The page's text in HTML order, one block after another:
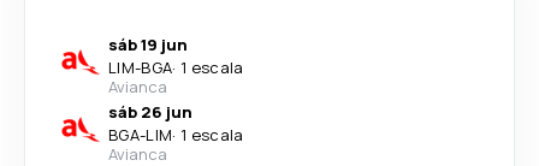
sáb 19 jun
LIM-BGA· 1 escala
Avianca
sáb 26 jun
BGA-LIM· 1 escala
Avianca